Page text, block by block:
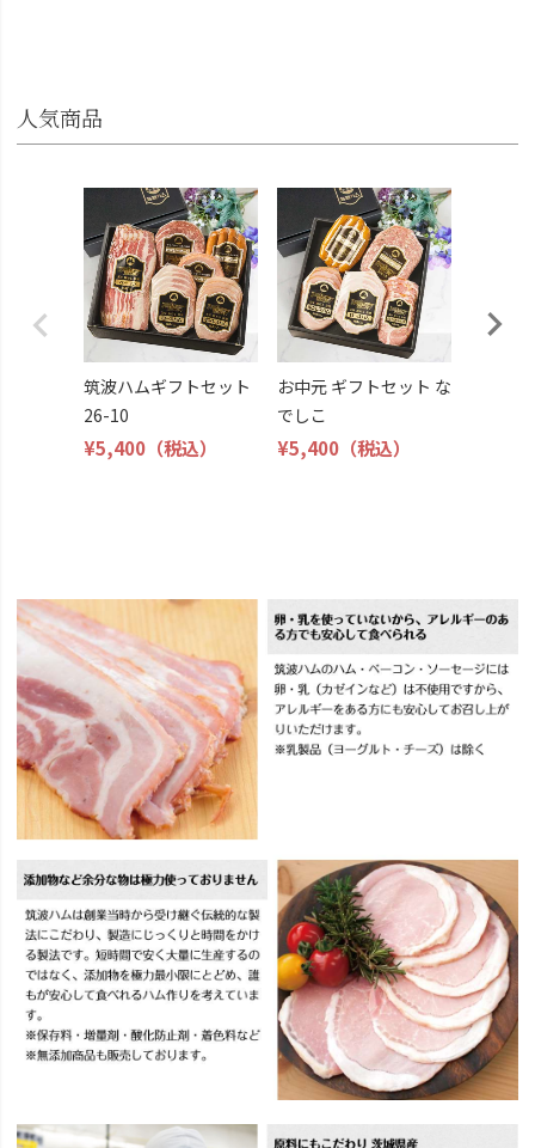
人気商品
筑波ハムギフトセット
26-10
¥5,400 （税込）
お中元 ギフトセット な
でしこ
¥5,400 （税込）